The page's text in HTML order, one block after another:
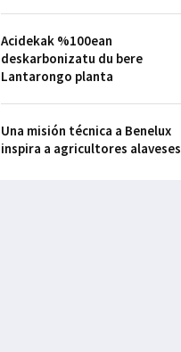
Acidekak %100ean
deskarbonizatu du bere
Lantarongo planta
Una misión técnica a Benelux
inspira a agricultores alaveses